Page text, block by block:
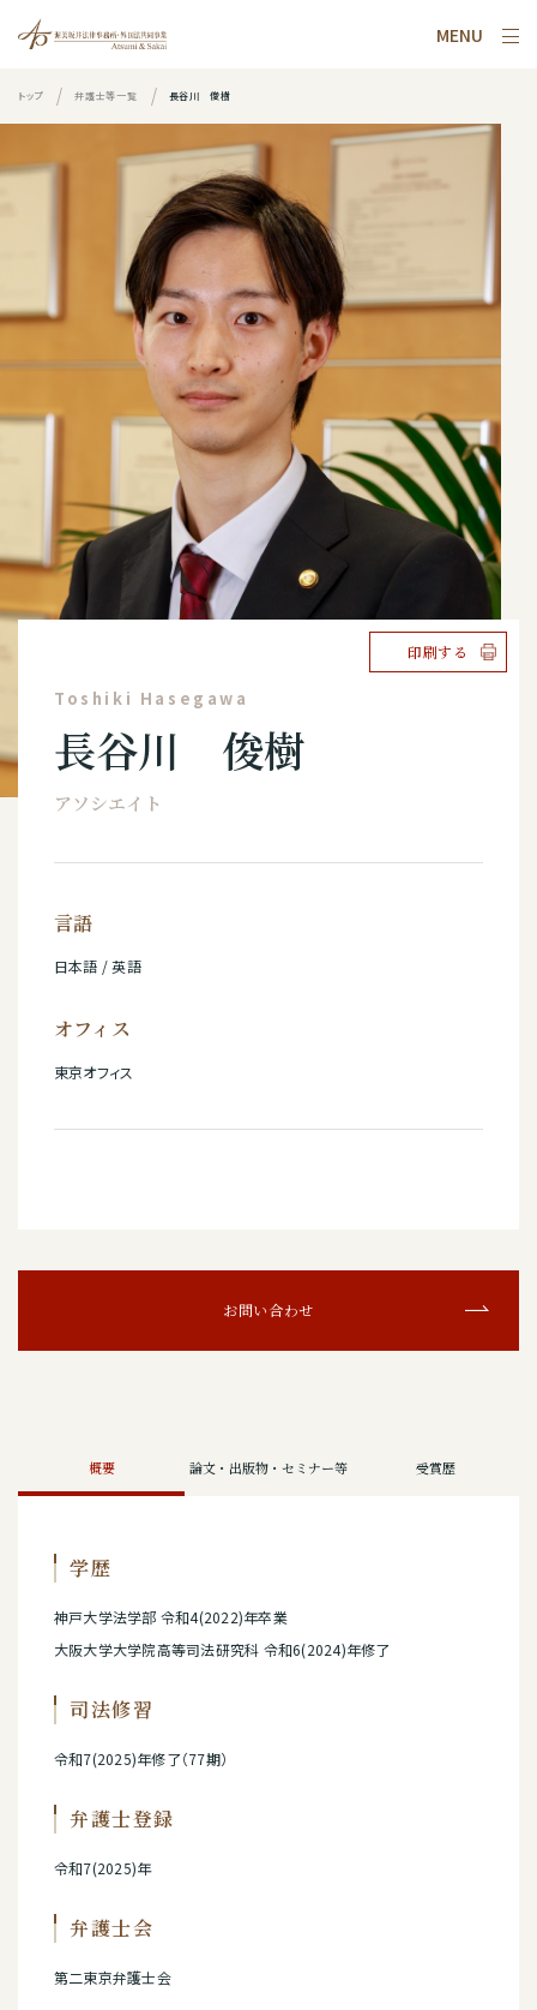
MENU
トップ 弁護士等一覧 長谷川 俊樹
印刷する
Toshiki Hasegawa
長谷川 俊樹
アソシエイト
言語
日本語 / 英語
オフィス
東京オフィス
お問い合わせ
概要 論文・出版物・セミナー等 受賞歴
学歴
神戸大学法学部 令和4(2022)年卒業
大阪大学大学院高等司法研究科 令和6(2024)年修了
司法修習
令和7(2025)年修了（77期）
弁護士登録
令和7(2025)年
弁護士会
第二東京弁護士会